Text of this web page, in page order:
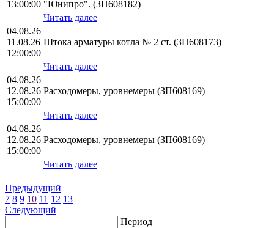
13:00:00 "Юнипро". (ЗП608182)
Читать далее
04.08.26
11.08.26
12:00:00
Штока арматуры котла № 2 ст. (ЗП608173)
Читать далее
04.08.26
12.08.26
15:00:00
Расходомеры, уровнемеры (ЗП608169)
Читать далее
04.08.26
12.08.26
15:00:00
Расходомеры, уровнемеры (ЗП608169)
Читать далее
Предыдущий
7 8 9 10 11 12 13
Следующий
Период